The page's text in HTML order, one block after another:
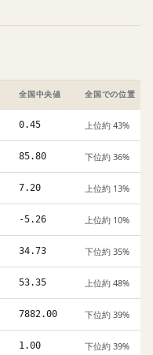
全国中央値 全国での位置
0.45 上位約 43%
85.80 下位約 36%
7.20 上位約 13%
-5.26 上位約 10%
34.73 下位約 35%
53.35 上位約 48%
7882.00 下位約 39%
1.00 下位約 39%